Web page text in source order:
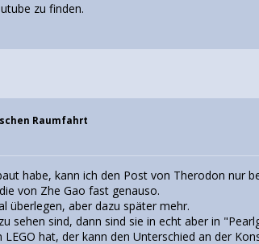
zu finden.
Raumfahrt
habe, kann ich den Post von Therodon nur
von Zhe Gao fast genauso.
überlegen, aber dazu später mehr.
sehen sind, dann sind sie in echt aber in
hat, der kann den Unterschied an der